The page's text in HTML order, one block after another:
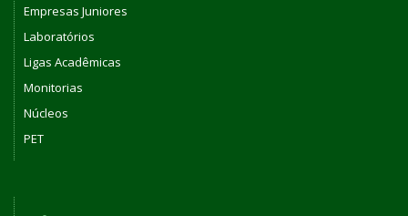
Empresas Juniores
Laboratórios
Ligas Acadêmicas
Monitorias
Núcleos
PET